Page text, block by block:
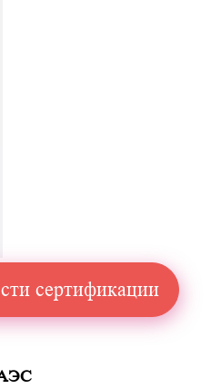
сертификации